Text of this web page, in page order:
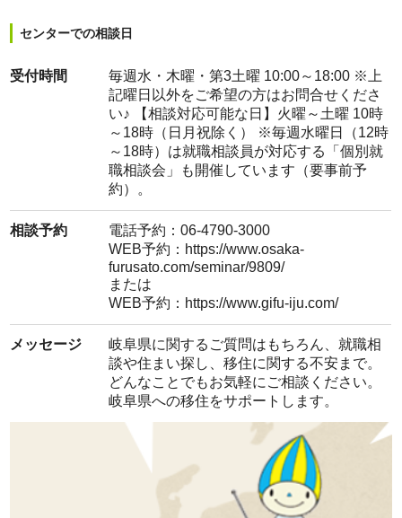
センターでの相談日
受付時間
毎週水・木曜・第3土曜 10:00～18:00 ※上
記曜日以外をご希望の方はお問合せくださ
い♪ 【相談対応可能な日】火曜～土曜 10時
～18時（日月祝除く） ※毎週水曜日（12時
～18時）は就職相談員が対応する「個別就
職相談会」も開催しています（要事前予
約）。
相談予約
電話予約：06-4790-3000
WEB予約： https://www.osaka-
furusato.com/seminar/9809/
または
WEB予約： https://www.gifu-iju.com/
メッセージ
岐阜県に関するご質問はもちろん、就職相
談や住まい探し、移住に関する不安まで。
どんなことでもお気軽にご相談ください。
岐阜県への移住をサポートします。